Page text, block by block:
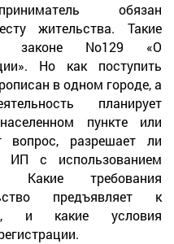
обязан
жительства. Такие
законе No129 «О
Но как поступить
в одном городе, а
планирует
пункте или
вопрос, разрешает ли
ИП с использованием
Какие требования
предъявляет к
и какие условия